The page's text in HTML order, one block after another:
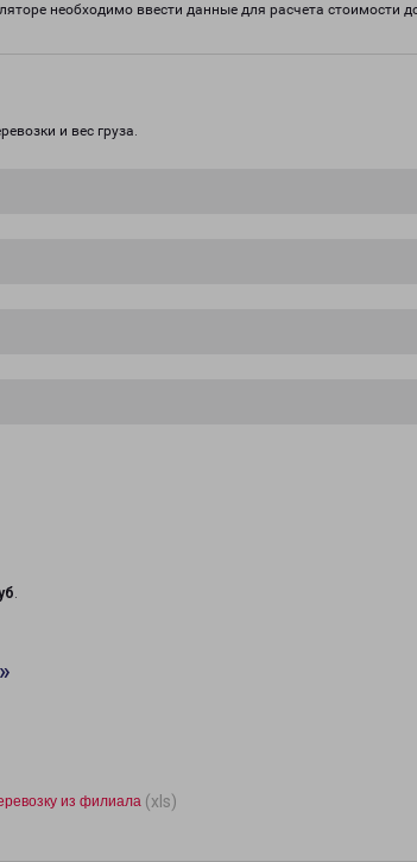
необходимо ввести данные для расчета стоимости
и вес груза.
.
из филиала (xls)